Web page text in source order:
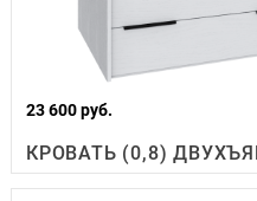
23 600 руб.
КРОВАТЬ (0,8)